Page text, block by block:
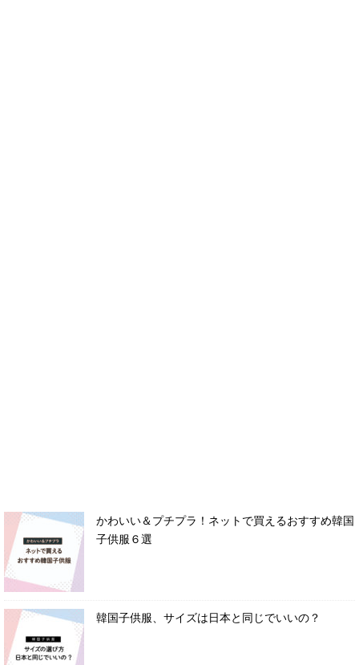
かわいい＆プチプラ！ネットで買えるおすすめ韓国
子供服６選
韓国子供服、サイズは日本と同じでいいの？